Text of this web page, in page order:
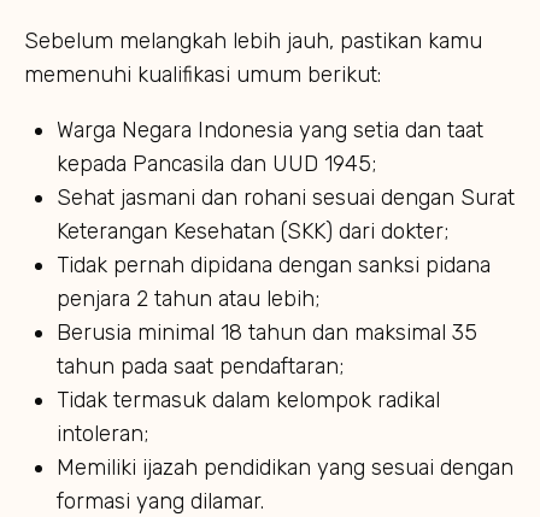
Sebelum melangkah lebih jauh, pastikan kamu
memenuhi kualifikasi umum berikut:
Warga Negara Indonesia yang setia dan taat
kepada Pancasila dan UUD 1945;
Sehat jasmani dan rohani sesuai dengan Surat
Keterangan Kesehatan (SKK) dari dokter;
Tidak pernah dipidana dengan sanksi pidana
penjara 2 tahun atau lebih;
Berusia minimal 18 tahun dan maksimal 35
tahun pada saat pendaftaran;
Tidak termasuk dalam kelompok radikal
intoleran;
Memiliki ijazah pendidikan yang sesuai dengan
formasi yang dilamar.